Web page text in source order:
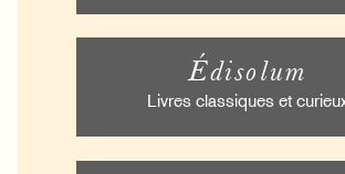
Édisolum
Livres classiques et